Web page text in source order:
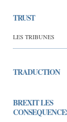
TRUST
LES TRIBUNES
TRADUCTION
BREXIT LES